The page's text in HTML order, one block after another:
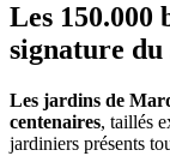
Les 150.000
signature du
Les jardins de
centenaires, taillés
jardiniers présents